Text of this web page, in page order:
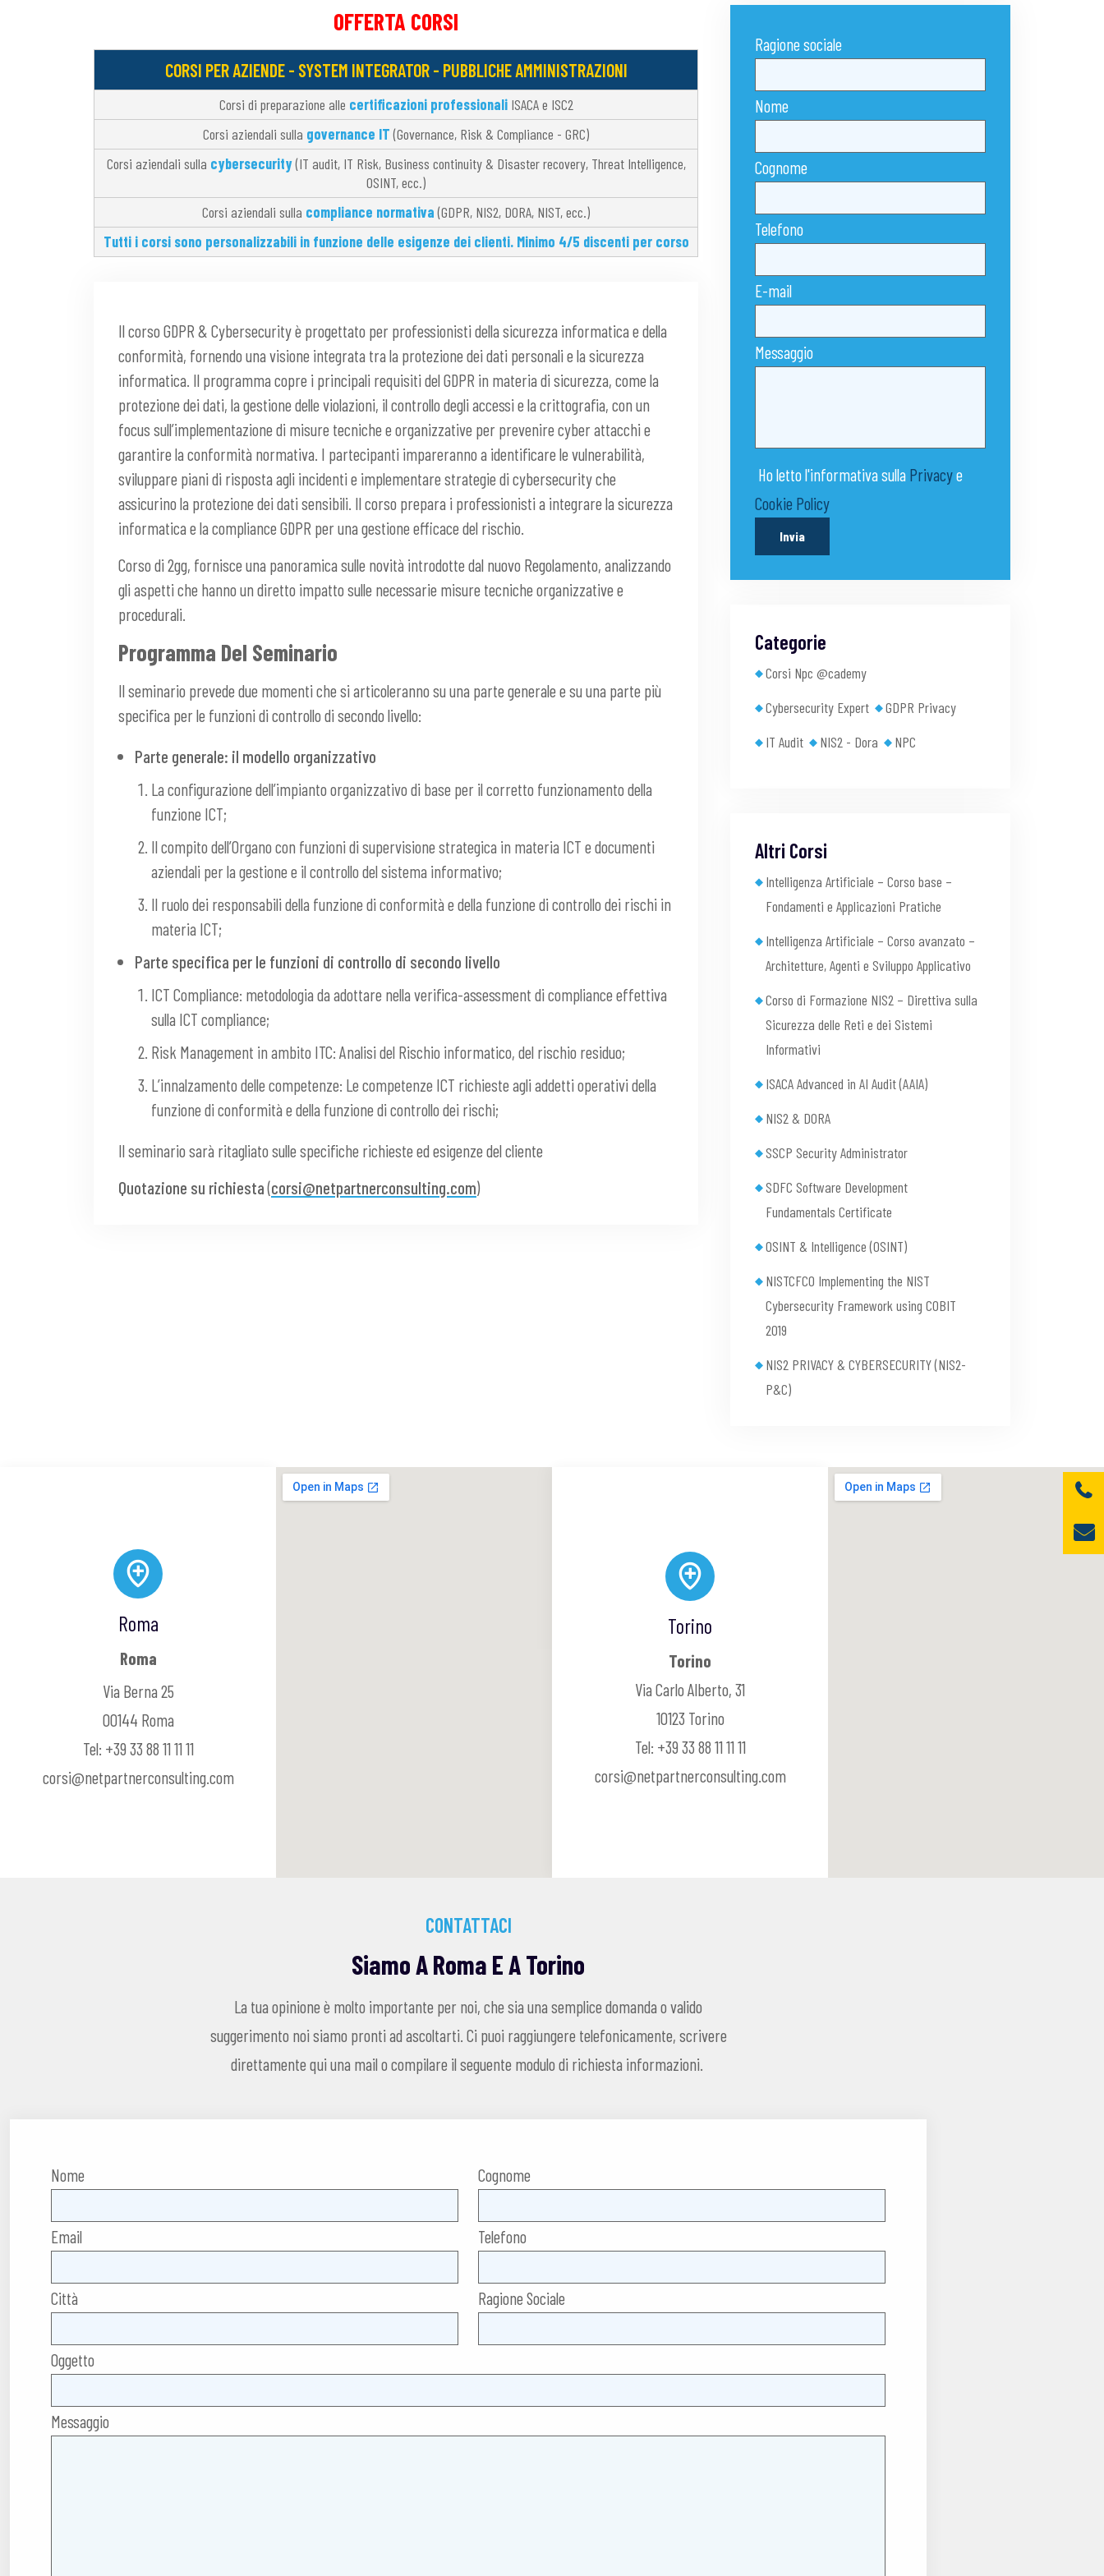
OFFERTA CORSI
CORSI PER AZIENDE - SYSTEM INTEGRATOR - PUBBLICHE AMMINISTRAZIONI
Corsi di preparazione alle certificazioni professionaliISACA e ISC2
Corsi aziendali sulla governance IT(Governance, Risk & Compliance - GRC)
Corsi aziendali sulla cybersecurity(IT audit, IT Risk, Business continuity & Disaster recovery, Threat Intelligence,
OSINT, ecc.)
Corsi aziendali sulla compliance normativa(GDPR, NIS2, DORA, NIST, ecc.)
Tutti i corsi sono personalizzabili in funzione delle esigenze dei clienti. Minimo 4/5 discenti per corso
Il corso GDPR & Cybersecurity è progettato per professionisti della sicurezza informatica e della
conformità, fornendo una visione integrata tra la protezione dei dati personali e la sicurezza
informatica. Il programma copre i principali requisiti del GDPR in materia di sicurezza, come la
protezione dei dati, la gestione delle violazioni, il controllo degli accessi e la crittografia, con un
focus sull’implementazione di misure tecniche e organizzative per prevenire cyber attacchi e
garantire la conformità normativa. I partecipanti impareranno a identificare le vulnerabilità,
sviluppare piani di risposta agli incidenti e implementare strategie di cybersecurity che
assicurino la protezione dei dati sensibili. Il corso prepara i professionisti a integrare la sicurezza
informatica e la compliance GDPR per una gestione efficace del rischio.
Corso di 2gg, fornisce una panoramica sulle novità introdotte dal nuovo Regolamento, analizzando
gli aspetti che hanno un diretto impatto sulle necessarie misure tecniche organizzative e
procedurali.
Programma Del Seminario
Il seminario prevede due momenti che si articoleranno su una parte generale e su una parte più
specifica per le funzioni di controllo di secondo livello:
Parte generale: il modello organizzativo
La configurazione dell’impianto organizzativo di base per il corretto funzionamento della
funzione ICT;
Il compito dell’Organo con funzioni di supervisione strategica in materia ICT e documenti
aziendali per la gestione e il controllo del sistema informativo;
Il ruolo dei responsabili della funzione di conformità e della funzione di controllo dei rischi in
materia ICT;
Parte specifica per le funzioni di controllo di secondo livello
ICT Compliance: metodologia da adottare nella verifica-assessment di compliance effettiva
sulla ICT compliance;
Risk Management in ambito ITC: Analisi del Rischio informatico, del rischio residuo;
L’innalzamento delle competenze: Le competenze ICT richieste agli addetti operativi della
funzione di conformità e della funzione di controllo dei rischi;
Il seminario sarà ritagliato sulle specifiche richieste ed esigenze del cliente
Quotazione su richiesta(corsi@netpartnerconsulting.com)
Ragione sociale
Nome
Cognome
Telefono
E-mail
Messaggio
Ho letto l'informativa sulla Privacye
Cookie Policy
Invia
Categorie
Corsi Npc @cademy
Cybersecurity Expert
GDPR Privacy
IT Audit
NIS2 - Dora NPC
Altri Corsi
Intelligenza Artificiale – Corso base –
Fondamenti e Applicazioni Pratiche
Intelligenza Artificiale – Corso avanzato –
Architetture, Agenti e Sviluppo Applicativo
Corso di Formazione NIS2 – Direttiva sulla
Sicurezza delle Reti e dei Sistemi
Informativi
ISACA Advanced in AI Audit (AAIA)
NIS2 & DORA
SSCP Security Administrator
SDFC Software Development
Fundamentals Certificate
OSINT & Intelligence (OSINT)
NISTCFCO Implementing the NIST
Cybersecurity Framework using COBIT
2019
NIS2 PRIVACY & CYBERSECURITY (NIS2-
P&C)
Roma
Roma
Via Berna 25
00144 Roma
Tel: +39 33 88 11 11 11
corsi@netpartnerconsulting.com
Torino
Torino
Via Carlo Alberto, 31
10123 Torino
Tel: +39 33 88 11 11 11
corsi@netpartnerconsulting.com
CONTATTACI
Siamo A Roma E A Torino
La tua opinione è molto importante per noi, che sia una semplice domanda o valido
suggerimento noi siamo pronti ad ascoltarti. Ci puoi raggiungere telefonicamente, scrivere
direttamente qui una mail o compilare il seguente modulo di richiesta informazioni.
Nome Cognome
Email Telefono
Città Ragione Sociale
Oggetto
Messaggio